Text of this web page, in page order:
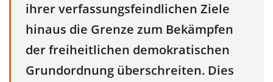
ihrer verfassungsfeindlichen Ziele
hinaus die Grenze zum Bekämpfen
der freiheitlichen demokratischen
Grundordnung überschreiten. Dies